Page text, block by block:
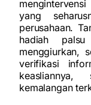
yang
perusahaan.
hadiah
menggiurkan,
verifikasi
keasliannya,
kemalangan